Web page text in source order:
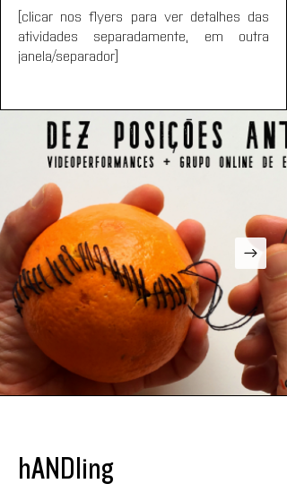
[clicar nos flyers para ver detalhes das
atividades separadamente, em outra
janela/separador]
hANDling